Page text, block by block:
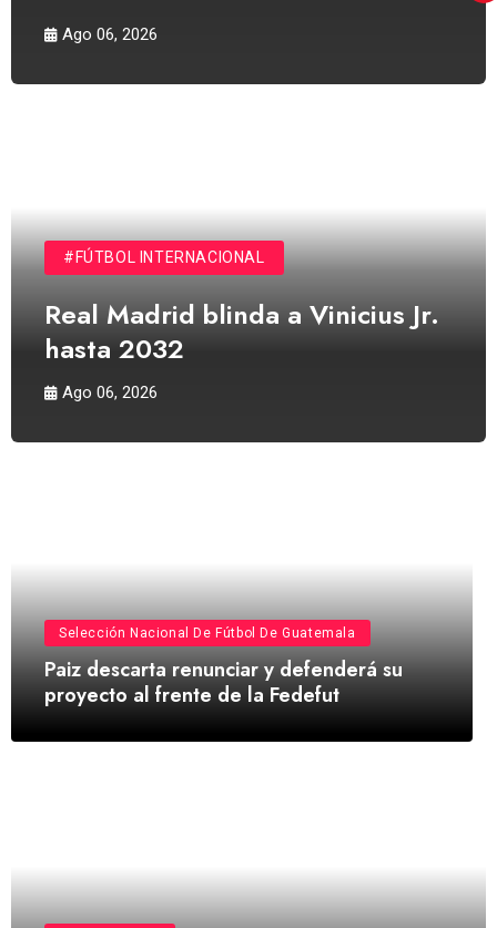
Ago 06, 2026
#FÚTBOL INTERNACIONAL
Real Madrid blinda a Vinicius Jr.
hasta 2032
Ago 06, 2026
Selección Nacional De Fútbol De Guatemala
Paiz descarta renunciar y defenderá su
proyecto al frente de la Fedefut